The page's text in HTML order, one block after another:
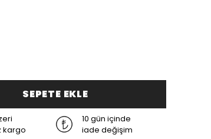
SEPETE EKLE
kargo
10 gün içinde
iade değişim